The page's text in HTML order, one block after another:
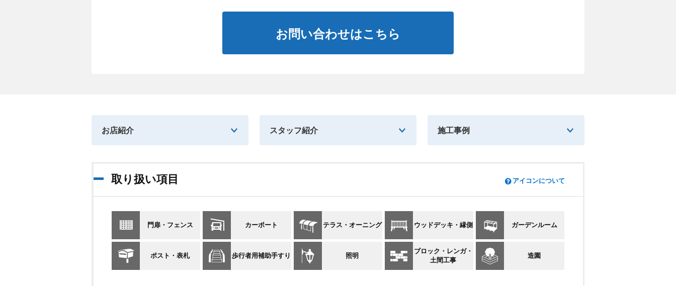
お問い合わせはこちら
お店紹介 スタッフ紹介 施工事例
取り扱い項目 アイコンについて
門扉・フェンス カーポート テラス・オーニング ウッドデッキ・縁側 ガーデンルーム
ポスト・表札 歩行者用補助手すり 照明
ブロック・レンガ・
土間工事
造園